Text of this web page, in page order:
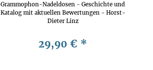
Grammophon-Nadeldosen - Geschichte und
Katalog mit aktuellen Bewertungen - Horst-
Dieter Linz
29,90 € *